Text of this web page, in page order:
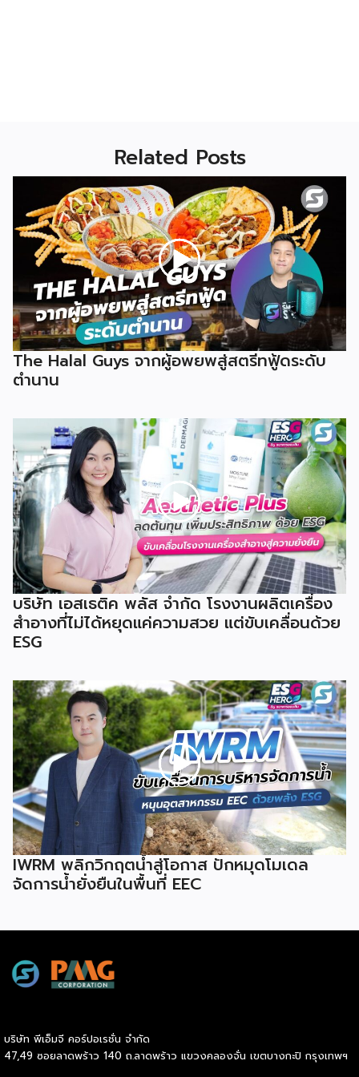
Related Posts
The Halal Guys จากผู้อพยพสู่สตรีทฟู้ดระดับ
ตำนาน
บริษัท เอสเธติค พลัส จำกัด โรงงานผลิตเครื่อง
สำอางที่ไม่ได้หยุดแค่ความสวย แต่ขับเคลื่อนด้วย
ESG
IWRM พลิกวิกฤตน้ำสู่โอกาส ปักหมุดโมเดล
จัดการน้ำยั่งยืนในพื้นที่ EEC
บริษัท พีเอ็มจี คอร์ปอเรชั่น จำกัด
47,49 ซอยลาดพร้าว 140 ถ.ลาดพร้าว แขวงคลองจั่น เขตบางกะปิ กรุงเทพฯ